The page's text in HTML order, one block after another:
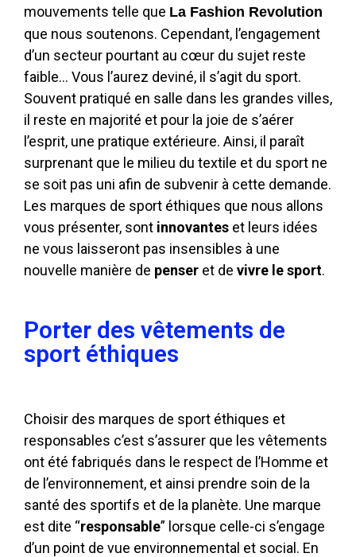
mouvements telle que La Fashion Revolution
que nous soutenons. Cependant, l’engagement
d’un secteur pourtant au cœur du sujet reste
faible… Vous l’aurez deviné, il s’agit du sport.
Souvent pratiqué en salle dans les grandes villes,
il reste en majorité et pour la joie de s’aérer
l’esprit, une pratique extérieure. Ainsi, il paraît
surprenant que le milieu du textile et du sport ne
se soit pas uni afin de subvenir à cette demande.
Les marques de sport éthiques que nous allons
vous présenter, sont innovantes et leurs idées
ne vous laisseront pas insensibles à une
nouvelle manière de penser et de vivre le sport.
Porter des vêtements de
sport éthiques
Choisir des marques de sport éthiques et
responsables c’est s’assurer que les vêtements
ont été fabriqués dans le respect de l’Homme et
de l’environnement, et ainsi prendre soin de la
santé des sportifs et de la planète. Une marque
est dite “responsable” lorsque celle-ci s’engage
d’un point de vue environnemental et social. En